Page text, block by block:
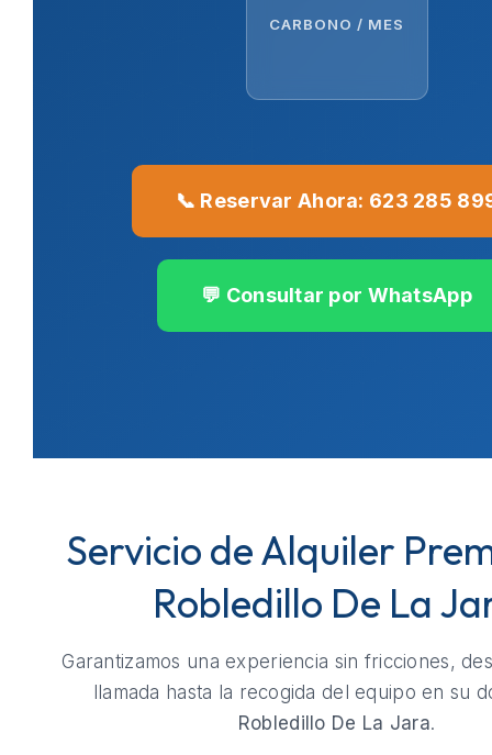
CARBONO / MES
📞 Reservar Ahora: 623 285
💬 Consultar por WhatsApp
Servicio de Alquiler
Robledillo De La
Garantizamos una experiencia sin fricciones,
llamada hasta la recogida del equipo en su
Robledillo De La Jara.